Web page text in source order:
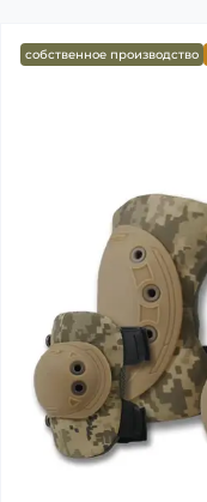
собственное производство